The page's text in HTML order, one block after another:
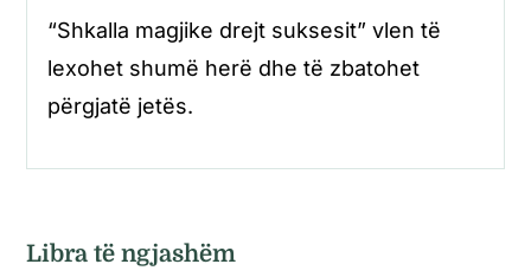
“Shkalla magjike drejt suksesit” vlen të
lexohet shumë herë dhe të zbatohet
përgjatë jetës.
Libra të ngjashëm